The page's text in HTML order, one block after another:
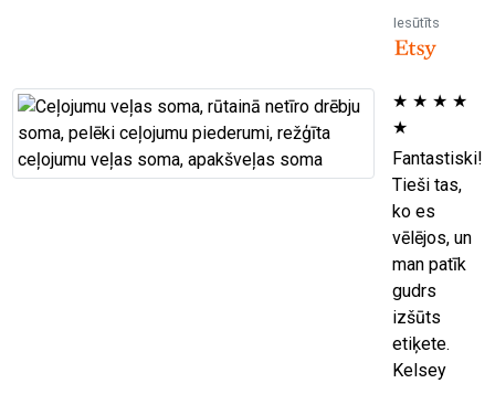
Iesūtīts
★ ★ ★ ★
★
Fantastiski!
Tieši tas,
ko es
vēlējos, un
man patīk
gudrs
izšūts
etiķete.
Kelsey